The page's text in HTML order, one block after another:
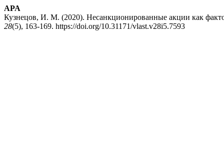
APA
Кузнецов, И. М. (2020). Несанкционированные акции как
28(5), 163-169. https://doi.org/10.31171/vlast.v28i5.7593